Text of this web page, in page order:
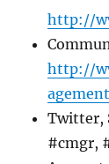
http://
http://
agement
Twitter,
#cmgr,